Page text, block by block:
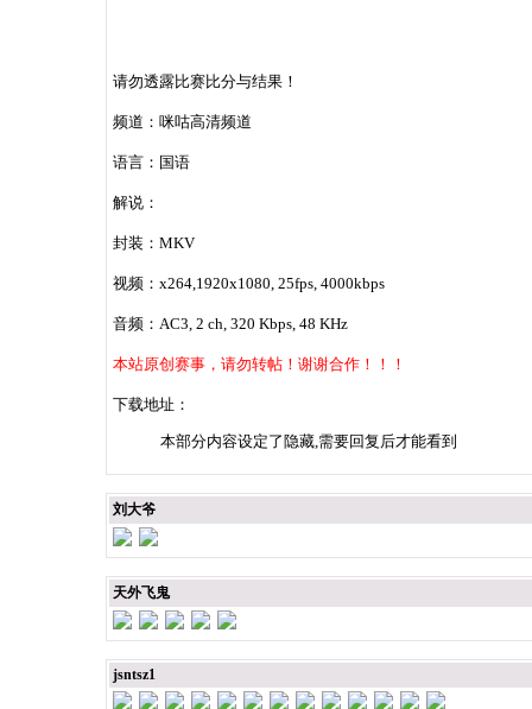
请勿透露比赛比分与结果！
频道：咪咕高清频道
语言：国语
解说：
封装：MKV
视频：x264,1920x1080, 25fps, 4000kbps
音频：AC3, 2 ch, 320 Kbps, 48 KHz
本站原创赛事，请勿转帖！谢谢合作！！！
下载地址：
本部分内容设定了隐藏,需要回复后才能看到
刘大爷
天外飞鬼
jsntsz1